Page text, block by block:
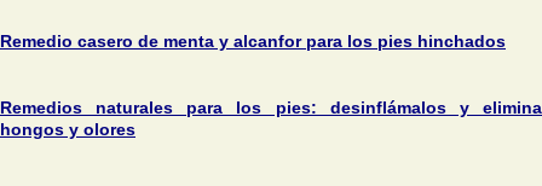
Remedio casero de menta y alcanfor para los pies hinchados
Remedios naturales para los pies: desinflámalos y elimina
hongos y olores